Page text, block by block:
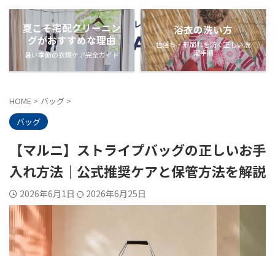
夏こそ宅配クリーニン
グがおすすめな理由
暑い季節の衣類ケア完全ガイド
浴衣の洗い方
色落ち・形崩れを防ぐ正しい洗
濯手順
HOME > バッグ >
バッグ
【マルニ】ストライプバッグの正しいお手
入れ方法｜公式推奨ケアと保管方法を解説
2026年6月1日 2026年6月25日